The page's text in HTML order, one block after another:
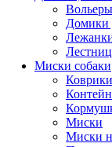
Домики
Миски собаки
Миски
Миски